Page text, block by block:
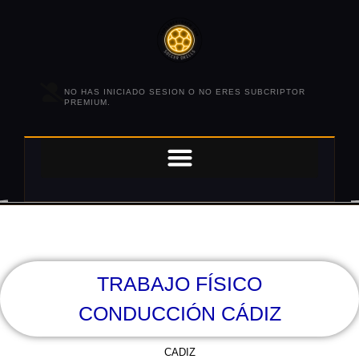
NO HAS INICIADO SESION O NO ERES SUBCRIPTOR
PREMIUM.
TRABAJO FÍSICO
CONDUCCIÓN CÁDIZ
CADIZ